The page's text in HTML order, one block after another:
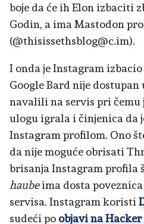
boje da će ih Elon izbaciti
Godin, a ima Mastodon
(@thisissethsblog@c.im).
I onda je Instagram
Google Bard nije
navalili na servis pri čemu
ulogu igrala i činjenica da
Instagram profilom. Ono
da nije moguće obrisati
brisanja Instagram profila
haubeima dosta
servisa. Instagram koristi
sudeći po objavi na